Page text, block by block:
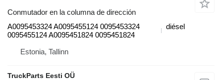
Conmutador en la columna de dirección
A0095453324 A0095455124 0095453324
0095455124 A0095451824 0095451824
diésel
Estonia, Tallinn
TruckParts Eesti OÜ